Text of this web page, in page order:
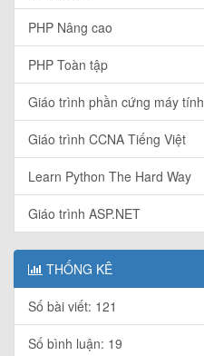
PHP Nâng cao
PHP Toàn tập
Giáo trình phần cứng máy tính
Giáo trình CCNA Tiếng Việt
Learn Python The Hard Way
Giáo trình ASP.NET
THỐNG KÊ
Số bài viết: 121
Số bình luận: 19